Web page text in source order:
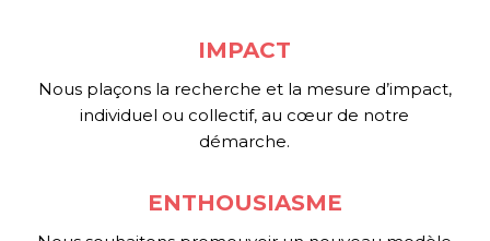
IMPACT
Nous plaçons la recherche et la mesure d’impact,
individuel ou collectif, au cœur de notre
démarche.
ENTHOUSIASME